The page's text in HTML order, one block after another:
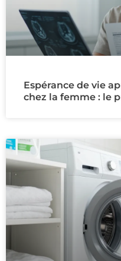
Espérance de vie
chez la femme : le